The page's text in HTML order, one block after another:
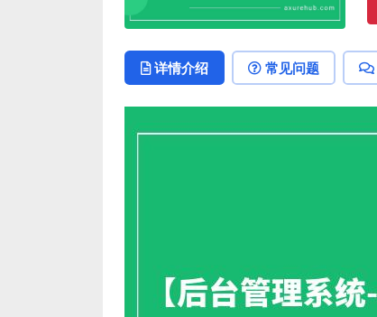
详情介绍 常见问题